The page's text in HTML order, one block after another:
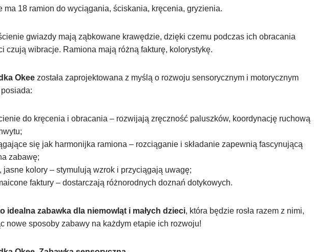
ma 18 ramion do wyciągania, ściskania, kręcenia, gryzienia.
gwiazdy mają ząbkowane krawędzie, dzięki czemu podczas ich obracania
czują wibracje. Ramiona mają różną fakturę, kolorystykę.
Okee została zaprojektowana z myślą o rozwoju sensorycznym i motorycznym
do kręcenia i obracania – rozwijają zręczność paluszków, koordynację ruchową
się jak harmonijka ramiona – rozciąganie i składanie zapewnią fascynującą
zabawę;
jasne kolory – stymulują wzrok i przyciągają uwagę;
faktury – dostarczają różnorodnych doznań dotykowych.
idealna zabawka dla niemowląt i małych dzieci, która będzie rosła razem z nimi,
nowe sposoby zabawy na każdym etapie ich rozwoju!